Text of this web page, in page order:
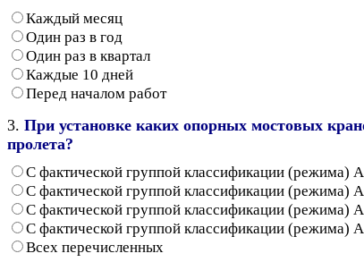
Каждый месяц
Один раз в год
Один раз в квартал
Каждые 10 дней
Перед началом работ
3. При установке каких опорных мостовых
пролета?
С фактической группой классификации (режима)
С фактической группой классификации (режима)
С фактической группой классификации (режима)
С фактической группой классификации (режима)
Всех перечисленных